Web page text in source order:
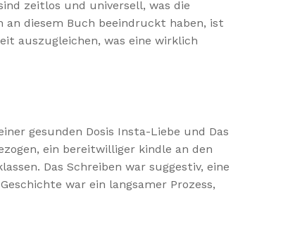
zeitlos und universell, was die
an diesem Buch beeindruckt haben, ist
auszugleichen, was eine wirklich
gesunden Dosis Insta-Liebe und Das
ein bereitwilliger kindle an den
Das Schreiben war suggestiv, eine
war ein langsamer Prozess,